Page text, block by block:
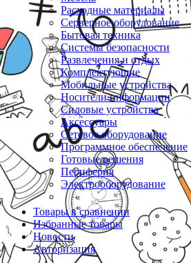
Расходные материалы
Серверное оборудование
Бытовая техника
Системы безопасности
Развлечения и отдых
Комплектующие
Мобильные устройства
Носители информации
Силовые устройства
Аксессуары
Сетевое оборудование
Программное обеспечение
Готовые решения
Периферия
Электрооборудование
Товары в сравнении
Избранные товары
Новости
Авторизация